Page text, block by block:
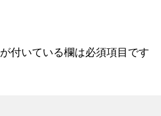
が付いている欄は必須項目です